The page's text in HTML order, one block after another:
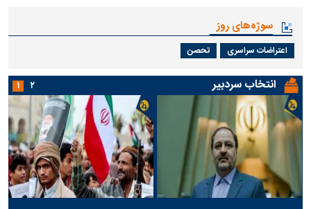
سوژه‌های روز
اعتراضات سراسری تحصن
انتخاب سردبیر ۱ ۲